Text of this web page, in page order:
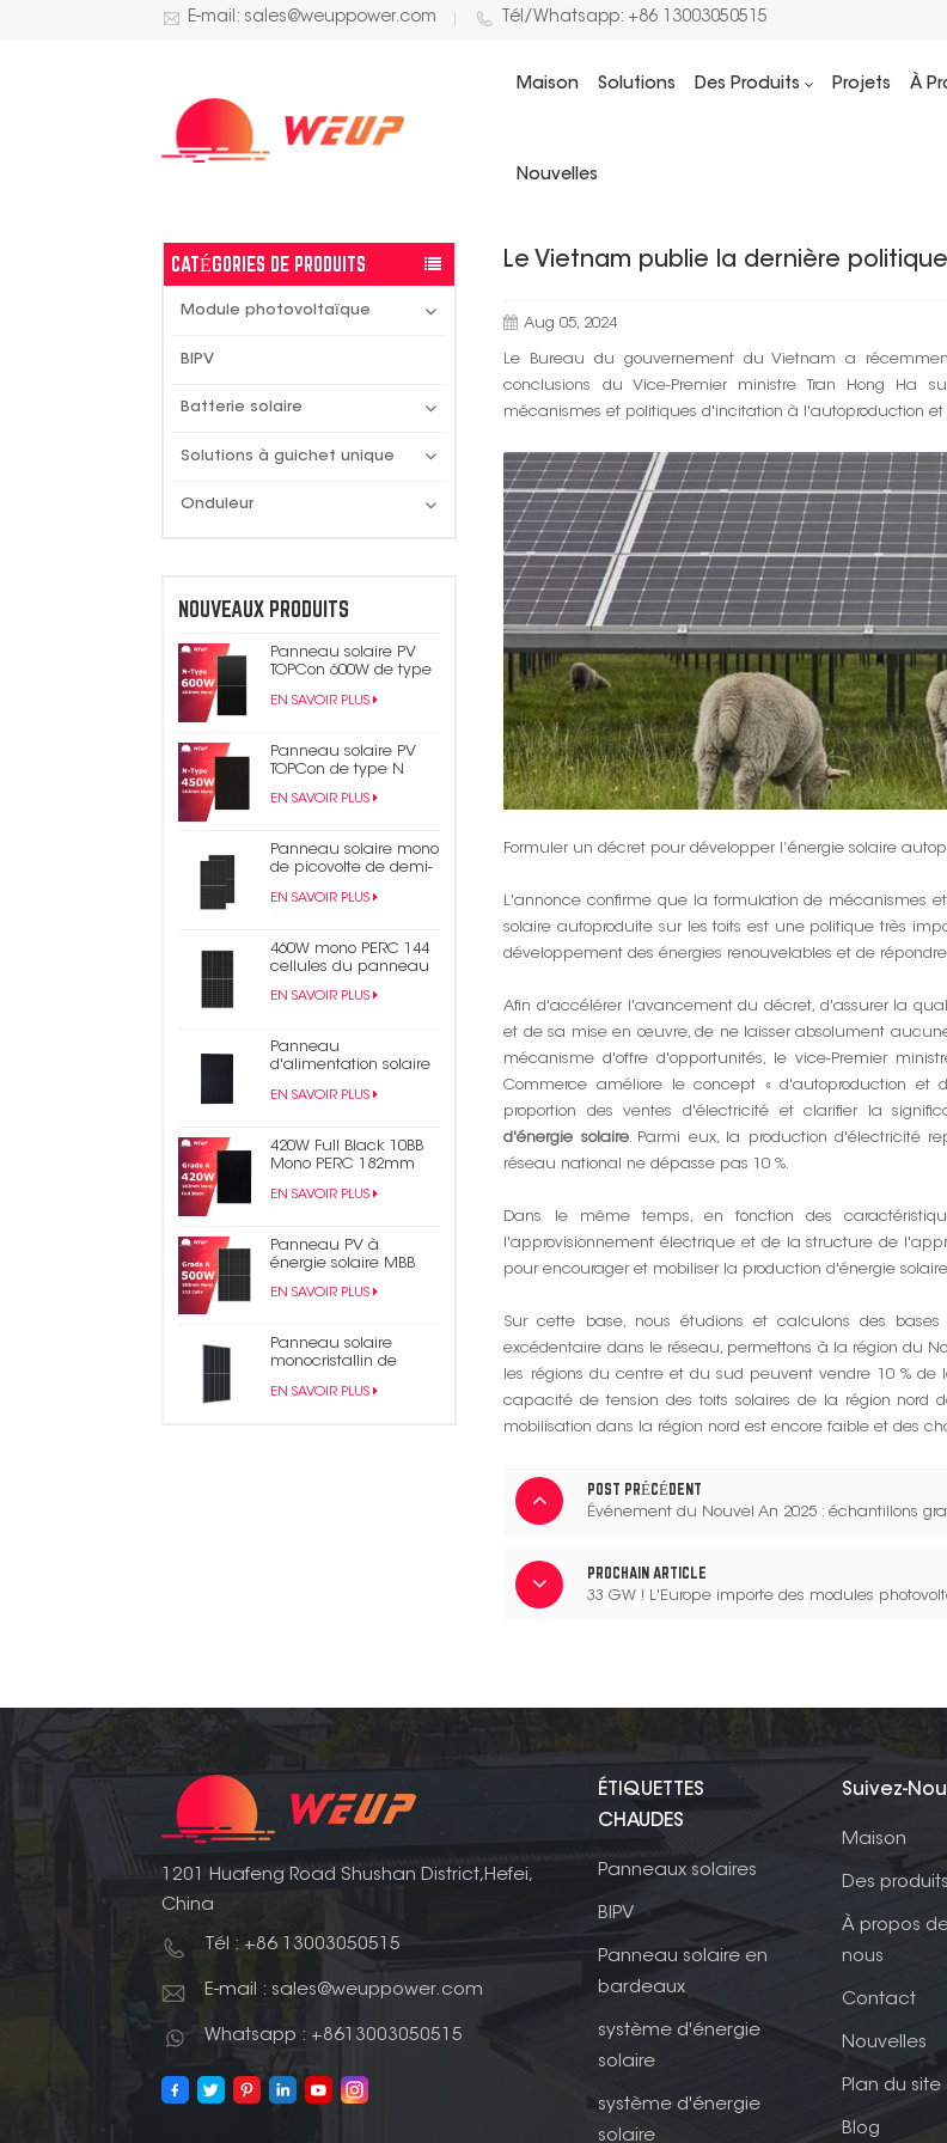
E-mail: sales@weuppower.com Tél/Whatsapp: +86 13003050515
Maison Solutions Des Produits Projets À
Nouvelles
ACTUALITÉS SOLAIRES
CATÉGORIES DE PRODUITS
Module photovoltaïque
BIPV
Batterie solaire
Solutions à guichet unique
Onduleur
NOUVEAUX PRODUITS
Panneau solaire PV
TOPCon 600W de type
EN SAVOIR PLUS
Panneau solaire PV
TOPCon de type N
EN SAVOIR PLUS
Panneau solaire mono
de picovolte de demi-
élevé 550W 9bb Perc
EN SAVOIR PLUS
460W mono PERC 144
cellules du panneau
panneau
EN SAVOIR PLUS
Panneau
d'alimentation solaire
monocristallins de 430
EN SAVOIR PLUS
420W Full Black 10BB
Mono PERC 182mm
demi-cellule
EN SAVOIR PLUS
Panneau PV à
énergie solaire MBB
500W
EN SAVOIR PLUS
Panneau solaire
monocristallin de
bardeaux PERC 490W
EN SAVOIR PLUS
Le Vietnam publie la dernière
Aug 05, 2024
Le Bureau du gouvernement du Vietnam a
conclusions du Vice-Premier ministre Tran Hong
mécanismes et politiques d'incitation à l'autoproduction
Formuler un décret pour développer l’énergie solaire
L'annonce confirme que la formulation de mécanismes
solaire autoproduite sur les toits est une politique très
développement des énergies renouvelables et de
Afin d'accélérer l'avancement du décret, d'assurer la
et de sa mise en œuvre, de ne laisser absolument
mécanisme d'offre d'opportunités, le vice-Premier
Commerce améliore le concept « d'autoproduction et
proportion des ventes d'électricité et clarifier la
d'énergie solaire. Parmi eux, la production d'électricité
réseau national ne dépasse pas 10 %.
Dans le même temps, en fonction des
l'approvisionnement électrique et de la structure de
pour encourager et mobiliser la production d'énergie
Sur cette base, nous étudions et calculons des bases
excédentaire dans le réseau, permettons à la région du
les régions du centre et du sud peuvent vendre 10 %
capacité de tension des toits solaires de la région
mobilisation dans la région nord est encore faible et des
POST PRÉCÉDENT
Événement du Nouvel An 2025 : échantillons
PROCHAIN ARTICLE
33 GW ! L'Europe importe des modules
1201 Huafeng Road Shushan District,Hefei,
China
Tél : +86 13003050515
E-mail : sales@weuppower.com
Whatsapp : +8613003050515
ÉTIQUETTES
CHAUDES
Panneaux solaires
BIPV
Panneau solaire en
bardeaux
système d'énergie
solaire
système d'énergie
solaire
Suivez-
Maison
Des produits
À propos
nous
Contact
Nouvelles
Plan du site
Blog